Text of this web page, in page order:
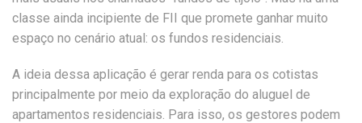
classe ainda incipiente de FII que promete ganhar muito
espaço no cenário atual: os fundos residenciais.
A ideia dessa aplicação é gerar renda para os cotistas
principalmente por meio da exploração do aluguel de
apartamentos residenciais. Para isso, os gestores podem